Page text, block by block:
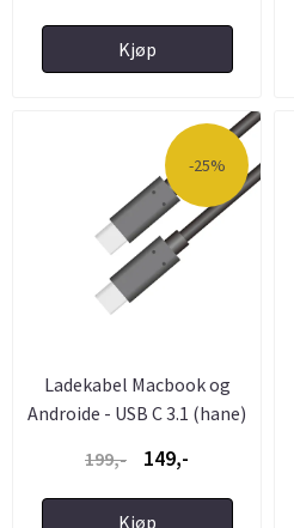
Kjøp
-25%
Ladekabel Macbook og
Androide - USB C 3.1 (hane)
199,- 149,-
Kjøp